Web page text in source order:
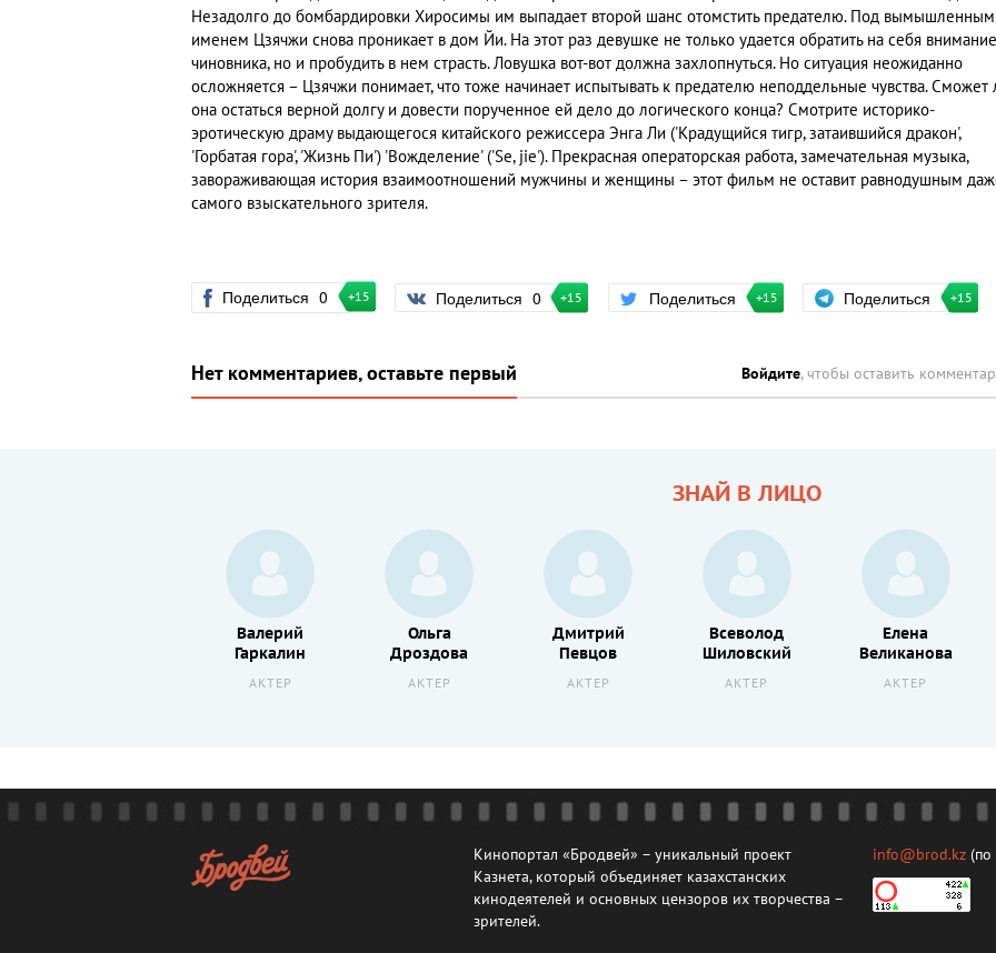
Незадолго до бомбардировки Хиросимы им выпадает второй шанс отомстить предателю. Под вымышленным
именем Цзячжи снова проникает в дом Йи. На этот раз девушке не только удается обратить на себя внимание
чиновника, но и пробудить в нем страсть. Ловушка вот-вот должна захлопнуться. Но ситуация неожиданно
осложняется – Цзячжи понимает, что тоже начинает испытывать к предателю неподдельные чувства. Сможет
она остаться верной долгу и довести порученное ей дело до логического конца? Смотрите историко-
эротическую драму выдающегося китайского режиссера Энга Ли ('Крадущийся тигр, затаившийся дракон',
'Горбатая гора', 'Жизнь Пи') 'Вожделение' ('Se, jie'). Прекрасная операторская работа, замечательная музыка,
завораживающая история взаимоотношений мужчины и женщины – этот фильм не оставит равнодушным
самого взыскательного зрителя.
Поделиться 0 +15 Поделиться 0 +15 Поделиться +15 Поделиться +15
Нет комментариев, оставьте первый Войдите, чтобы оставить
ЗНАЙ В ЛИЦО
Валерий
Гаркалин
АКТЕР
Ольга
Дроздова
АКТЕР
Дмитрий
Певцов
АКТЕР
Всеволод
Шиловский
АКТЕР
Елена
Великанова
АКТЕР
Кинопортал «Бродвей» – уникальный проект
Казнета, который объединяет казахстанских
кинодеятелей и основных цензоров их творчества –
зрителей.
info@brod.kz (по